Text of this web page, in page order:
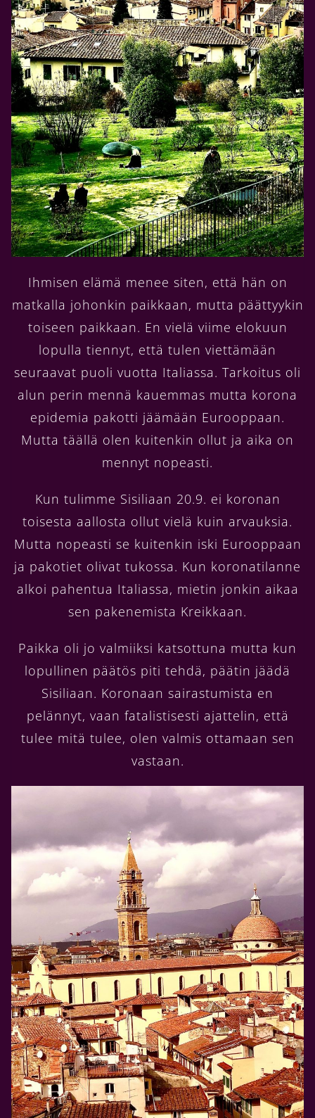
Ihmisen elämä menee siten, että hän on
matkalla johonkin paikkaan, mutta päättyykin
toiseen paikkaan. En vielä viime elokuun
lopulla tiennyt, että tulen viettämään
seuraavat puoli vuotta Italiassa. Tarkoitus oli
alun perin mennä kauemmas mutta korona
epidemia pakotti jäämään Eurooppaan.
Mutta täällä olen kuitenkin ollut ja aika on
mennyt nopeasti.
Kun tulimme Sisiliaan 20.9. ei koronan
toisesta aallosta ollut vielä kuin arvauksia.
Mutta nopeasti se kuitenkin iski Eurooppaan
ja pakotiet olivat tukossa. Kun koronatilanne
alkoi pahentua Italiassa, mietin jonkin aikaa
sen pakenemista Kreikkaan.
Paikka oli jo valmiiksi katsottuna mutta kun
lopullinen päätös piti tehdä, päätin jäädä
Sisiliaan. Koronaan sairastumista en
pelännyt, vaan fatalistisesti ajattelin, että
tulee mitä tulee, olen valmis ottamaan sen
vastaan.